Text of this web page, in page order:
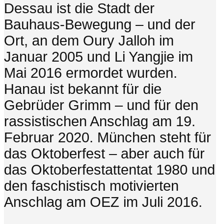
Dessau ist die Stadt der
Bauhaus-Bewegung – und der
Ort, an dem Oury Jalloh im
Januar 2005 und Li Yangjie im
Mai 2016 ermordet wurden.
Hanau ist bekannt für die
Gebrüder Grimm – und für den
rassistischen Anschlag am 19.
Februar 2020. München steht für
das Oktoberfest – aber auch für
das Oktoberfestattentat 1980 und
den faschistisch motivierten
Anschlag am OEZ im Juli 2016.